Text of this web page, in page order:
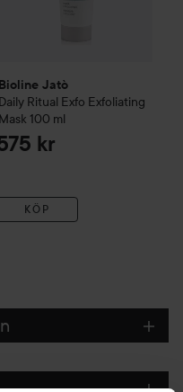
Bioline Jatò
Daily Ritual Exfo Exfoliating
Mask 100 ml
kr
KÖP